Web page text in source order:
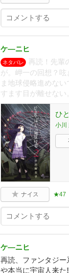
ケ―ニヒ
ネタバレ
再読！先輩
が。岬一の回想？
ま地球侵略進めな
すます目が離せない
ひ
小川
ナイス ★47
ケ―ニヒ
再読、ファンタジ
や本当に宇宙人来